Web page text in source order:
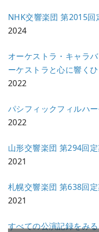
NHK交響楽団 第2015回
2024
オーケストラ・キャラ
ーケストラと心に響くひ
2022
パシフィックフィルハ
2022
山形交響楽団 第294回
2021
札幌交響楽団 第638回
2021
すべての公演記録をみる